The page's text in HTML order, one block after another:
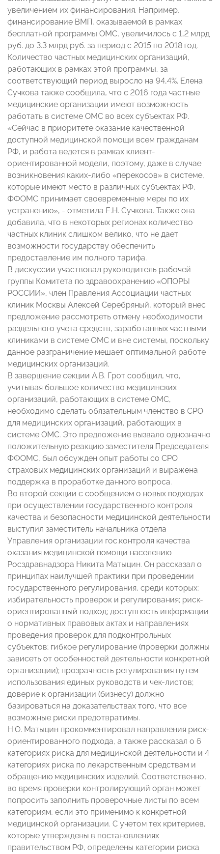
увеличением их финансирования. Например,
финансирование ВМП, оказываемой в рамках
бесплатной программы ОМС, увеличилось с 1,2 млрд
руб. до 3.3 млрд руб. за период с 2015 по 2018 год.
Количество частных медицинских организаций,
работающих в рамках этой программы, за
соответствующий период выросло на 94,4%. Елена
Сучкова также сообщила, что с 2016 года частные
медицинские организации имеют возможность
работать в системе ОМС во всех субъектах РФ.
«Сейчас в приоритете оказание качественной
доступной медицинской помощи всем гражданам
РФ, и работа ведется в рамках клиент-
ориентированной модели, поэтому, даже в случае
возникновения каких-либо «перекосов» в системе,
которые имеют место в различных субъектах РФ,
ФФОМС принимает своевременные меры по их
устранению», - отметила Е.Н. Сучкова. Также она
добавила, что в некоторых регионах количество
частных клиник слишком велико, что не дает
возможности государству обеспечить
предоставление им полного тарифа.
В дискуссии участвовал руководитель рабочей
группы Комитета по здравоохранению «ОПОРЫ
РОССИИ», член Правления Ассоциации частных
клиник Москвы Алексей Серебряный, который внес
предложение рассмотреть отмену необходимости
раздельного учета средств, заработанных частными
клиниками в системе ОМС и вне системы, поскольку
данное разграничение мешает оптимальной работе
медицинских организаций.
В завершение секции А.В. Грот сообщил, что,
учитывая большое количество медицинских
организаций, работающих в системе ОМС,
необходимо сделать обязательным членство в СРО
для медицинских организаций, работающих в
системе ОМС. Это предложение вызвало однозначно
положительную реакцию заместителя Председателя
ФФОМС, был обсужден опыт работы со СРО
страховых медицинских организаций и выражена
поддержка в проработке данного вопроса.
Во второй секции с сообщением о новых подходах
при осуществлении государственного контроля
качества и безопасности медицинской деятельности
выступил заместитель начальника отдела
Управления организации гос.контроля качества
оказания медицинской помощи населению
Росздравнадзора Никита Матыцин. Он рассказал о
принципах наилучшей практики при проведении
государственного регулирования, среди которых:
избирательность проверок и регулирования; риск-
ориентированный подход; доступность информации
о нормативных правовых актах и направлениях
проведения проверок для подконтрольных
субъектов; гибкое регулирование (проверки должны
зависеть от особенностей деятельности конкретной
организации); прозрачность регулирования путем
использования единых руководств и чек-листов;
доверие к организации (бизнесу) должно
базироваться на доказательствах того, что все
возможные риски предотвратимы.
Н.О. Матыцин прокомментировал направления риск-
ориентированного подхода, а также рассказал о 6
категориях риска для медицинской деятельности и 4
категориях риска по лекарственным средствам и
обращению медицинских изделий. Соответственно,
во время проверки контролирующий орган может
попросить заполнить проверочные листы по всем
категориям, если это применимо к конкретной
медицинской организации. С учетом тех критериев,
которые утверждены в постановлениях
правительством РФ, определены категории риска